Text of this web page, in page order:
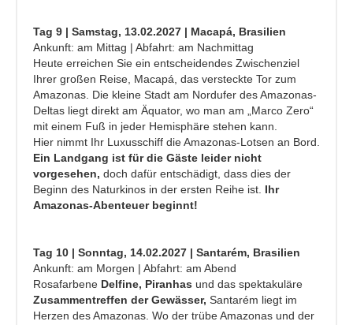
Tag 9 | Samstag, 13.02.2027 | Macapá, Brasilien
Ankunft: am Mittag | Abfahrt: am Nachmittag
Heute erreichen Sie ein entscheidendes Zwischenziel
Ihrer großen Reise, Macapá, das versteckte Tor zum
Amazonas. Die kleine Stadt am Nordufer des Amazonas-
Deltas liegt direkt am Äquator, wo man am „Marco Zero“
mit einem Fuß in jeder Hemisphäre stehen kann.
Hier nimmt Ihr Luxusschiff die Amazonas-Lotsen an Bord.
Ein Landgang ist für die Gäste leider nicht
vorgesehen, doch dafür entschädigt, dass dies der
Beginn des Naturkinos in der ersten Reihe ist. Ihr
Amazonas-Abenteuer beginnt!
Tag 10 | Sonntag, 14.02.2027 | Santarém, Brasilien
Ankunft: am Morgen | Abfahrt: am Abend
Rosafarbene Delfine, Piranhas und das spektakuläre
Zusammentreffen der Gewässer, Santarém liegt im
Herzen des Amazonas. Wo der trübe Amazonas und der